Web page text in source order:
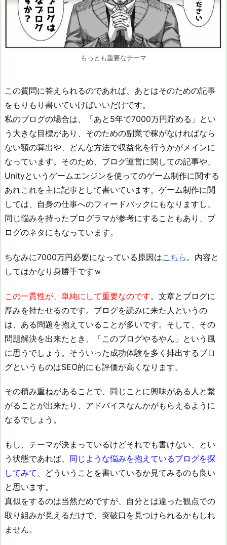
もっとも重要なテーマ
この質問に答えられるのであれば、あとはそのための記事
をもりもり書いていけばいいだけです。
私のブログの場合は、「あと5年で7000万円貯める」とい
う大きな目標があり、そのための副業で稼がなければなら
ない額の算出や、どんな方法で収益化を行うかがメインに
なっています。そのため、ブログ運営に関しての記事や、
Unityというゲームエンジンを使ってのゲーム制作に関する
あれこれを主に記事として書いています。ゲーム制作に関
しては、自身の仕事へのフィードバックにもなりますし、
同じ悩みを持ったプログラマが参考にすることもあり、ブ
ログのネタにもなっています。
ちなみに7000万円必要になっている原因はこちら 。内容と
してはかなり身勝手ですｗ
この一貫性が、単純にして重要なのです。文章とブログに
厚みを持たせるのです。ブログを読みに来た人というの
は、ある問題を抱えていることが多いです。そして、その
問題解決を出来たとき、「このブログやるやん」という風
に思うでしょう。そういった成功体験を多く排出するブロ
グというものはSEO的にも評価が高くなります。
その積み重ねがあることで、同じことに興味がある人と繋
がることが出来たり、アドバイスなんかがもらえるように
なるでしょう。
もし、テーマが決まっているけどそれでも書けない、とい
う状態であれば、 同じような悩みを抱えているブログを探
してみて 、どういうことを書いているか見てみるのも良い
と思います。
真似をするのは当然だめですが、自分とは違った観点での
取り組みが見えるだけで、突破口を見つけられるかもしれ
ません。